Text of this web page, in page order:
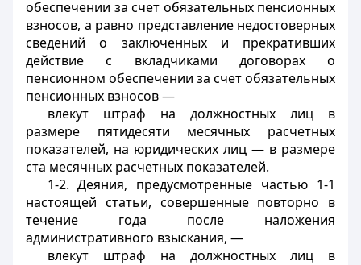
обеспечении за счет обязательных пенсионных
взносов, а равно представление недостоверных
сведений о заключенных и прекративших
действие с вкладчиками договорах о
пенсионном обеспечении за счет обязательных
пенсионных взносов —
влекут штраф на должностных лиц в
размере пятидесяти месячных расчетных
показателей, на юридических лиц — в размере
ста месячных расчетных показателей.
1-2. Деяния, предусмотренные частью 1-1
настоящей статьи, совершенные повторно в
течение года после наложения
административного взыскания, —
влекут штраф на должностных лиц в